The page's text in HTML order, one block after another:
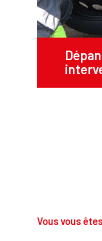
Vous vous